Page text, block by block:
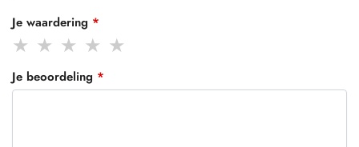
Je waardering *
Je beoordeling *